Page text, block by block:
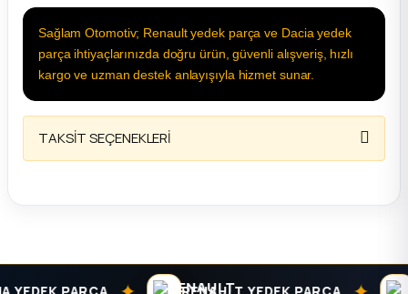
Sağlam Otomotiv; Renault yedek parça ve Dacia yedek
parça ihtiyaçlarınızda doğru ürün, güvenli alışveriş, hızlı
kargo ve uzman destek anlayışıyla hizmet sunar.
TAKSİT SEÇENEKLERİ
PARÇA RENAULT YEDEK PARÇA